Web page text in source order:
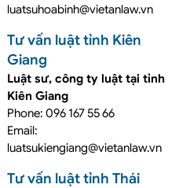
luatsuhoabinh@vietanlaw.vn
Tư vấn luật tỉnh Kiên
Giang
Luật sư, công ty luật tại tỉnh
Kiên Giang
Phone: 096 167 55 66
Email:
luatsukiengiang@vietanlaw.vn
Tư vấn luật tỉnh Thái